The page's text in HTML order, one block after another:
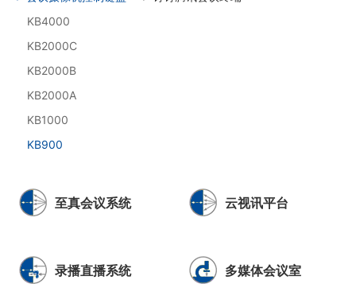
KB4000
KB2000C
KB2000B
KB2000A
KB1000
KB900
至真会议系统 云视讯平台
录播直播系统 多媒体会议室